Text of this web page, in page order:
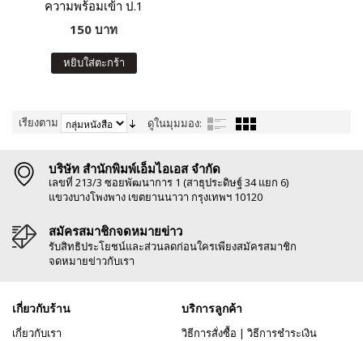
ความพร้อมเข้า ป.1
โรงเรียนสาธิตและโรงเรียน
ปรับปรุง)
150 บาท
หยิบใส่ตะกร้า
เรียงตาม ดูในมุมมอง:
บริษัท สำนักพิมพ์เอ็มไอเอส จำกัด
เลขที่ 213/3 ซอยพัฒนาการ 1 (สาธุประดิษฐ์ 34 แยก 6)
แขวงบางโพงพาง เขตยานนาวา กรุงเทพฯ 10120
สมัครสมาชิกจดหมายข่าว
รับสิทธิประโยชน์และส่วนลดก่อนใครเพียงสมัครสมาชิก
จดหมายข่าวกับเรา
เกี่ยวกับร้าน
เกี่ยวกับเรา
บริการลูกค้า
วิธีการสั่งซื้อ | วิธีการชำระเงิน